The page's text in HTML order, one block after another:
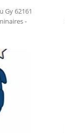
Gy 62161
-